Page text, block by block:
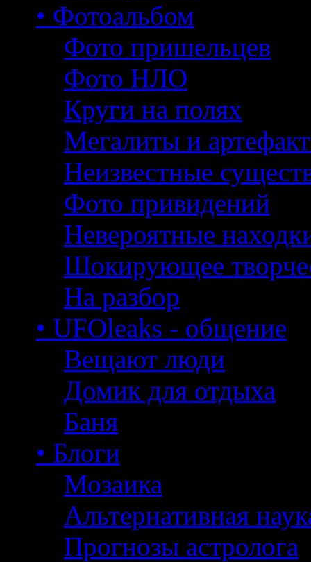
• Фотоальбом
Фото пришельцев
Фото НЛО
Круги на полях
Мегалиты и
Неизвестные
Фото привидений
Невероятные
Шокирующее
На разбор
• UFOleaks - общение
Вещают люди
Домик для отдыха
Баня
• Блоги
Мозаика
Альтернативная
Прогнозы астролога